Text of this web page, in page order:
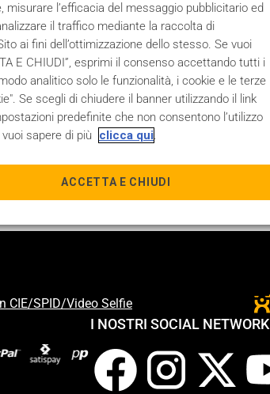
CIE/SPID/Video Selfie
I NOSTRI SOCIAL NETWORK
l’efficacia del messaggio pubblicitario ed
il traffico mediante la raccolta di
ai fini dell’ottimizzazione dello stesso. Se vuoi
E CHIUDI”, esprimi il consenso accettando tutti i
analitico solo le funzionalità, i cookie e le terze
Se scegli di chiudere il banner utilizzando il link
predefinite che non consentono l’utilizzo
sapere di più
clicca qui.
ACCETTA E CHIUDI